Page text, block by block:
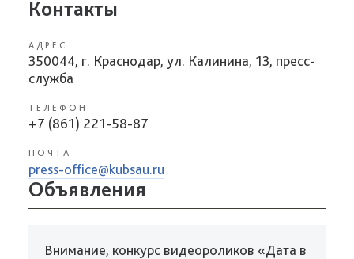
Контакты
АДРЕС
350044, г. Краснодар, ул. Калинина, 13, пресс-
служба
ТЕЛЕФОН
+7 (861) 221-58-87
ПОЧТА
press-office@kubsau.ru
Объявления
Внимание, конкурс видеороликов «Дата в